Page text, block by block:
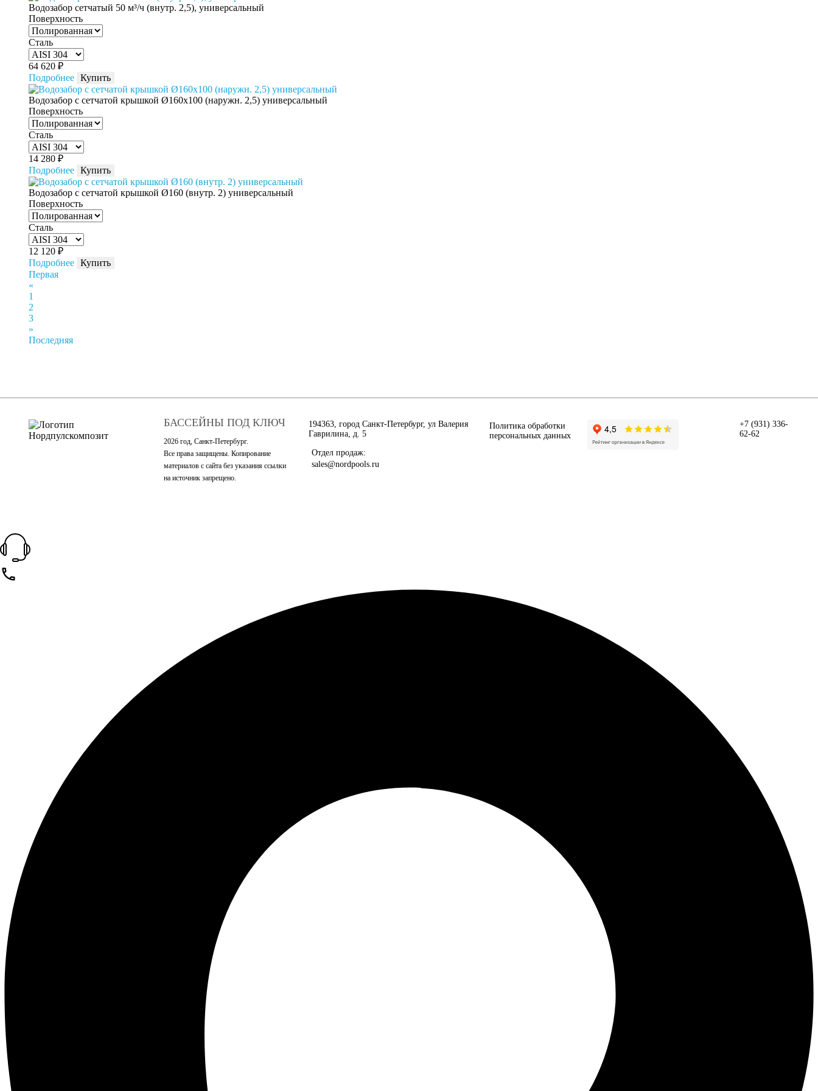
Водозабор сетчатый 50 м³/ч (внутр. 2,5), универсальный
Поверхность
Сталь
64 620 ₽
Подробнее Купить
Водозабор с сетчатой крышкой Ø160x100 (наружн. 2,5) универсальный
Поверхность
Сталь
14 280 ₽
Подробнее Купить
Водозабор с сетчатой крышкой Ø160 (внутр. 2) универсальный
Поверхность
Сталь
12 120 ₽
Подробнее Купить
Первая
«
1
2
3
»
Последняя
БАССЕЙНЫ ПОД КЛЮЧ
2026 год, Санкт-Петербург.
Все права защищены. Копирование
материалов с сайта без указания ссылки
на источник запрещено.
194363, город Санкт-Петербург, ул Валерия
Гаврилина, д. 5
Отдел продаж:
sales@nordpools.ru
Политика обработки
персональных данных
+7 (931) 336-
62-62